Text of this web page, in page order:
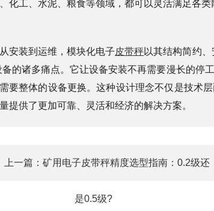
化工、水泥、粮食等领域，都可以灵活满足各类
安装到运维，模块化电子皮带秤以其结构简约
备的诸多痛点。它让设备安装不再需要漫长的停
要整体的设备更换。这种设计理念不仅是技术
提供了更加可靠、灵活和经济的解决方案。
上一篇：矿用电子皮带秤精度选型指南：0.2级还
是0.5级?